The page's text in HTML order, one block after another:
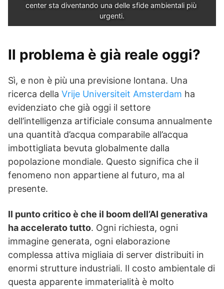
center sta diventando una delle sfide ambientali più
urgenti.
Il problema è già reale oggi?
Sì, e non è più una previsione lontana. Una
ricerca della Vrije Universiteit Amsterdam ha
evidenziato che già oggi il settore
dell’intelligenza artificiale consuma annualmente
una quantità d’acqua comparabile all’acqua
imbottigliata bevuta globalmente dalla
popolazione mondiale. Questo significa che il
fenomeno non appartiene al futuro, ma al
presente.
Il punto critico è che il boom dell’AI generativa
ha accelerato tutto. Ogni richiesta, ogni
immagine generata, ogni elaborazione
complessa attiva migliaia di server distribuiti in
enormi strutture industriali. Il costo ambientale di
questa apparente immaterialità è molto